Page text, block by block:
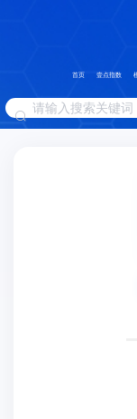
首页 壹点指数